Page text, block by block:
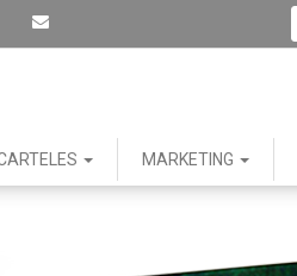
MARKETING